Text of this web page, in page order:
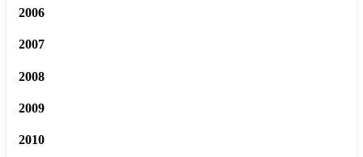
2006
2007
2008
2009
2010